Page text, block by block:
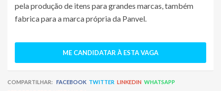
pela produção de itens para grandes marcas, também
fabrica para a marca própria da Panvel.
ME CANDIDATAR À ESTA VAGA
COMPARTILHAR: FACEBOOK TWITTER LINKEDIN WHATSAPP